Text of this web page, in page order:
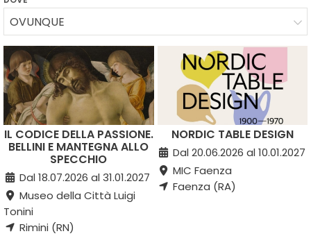
OVUNQUE
IL CODICE DELLA PASSIONE.
BELLINI E MANTEGNA ALLO
SPECCHIO
Dal 18.07.2026 al 31.01.2027
Museo della Città Luigi
Tonini
Rimini (RN)
NORDIC TABLE DESIGN
Dal 20.06.2026 al 10.01.2027
MIC Faenza
Faenza (RA)